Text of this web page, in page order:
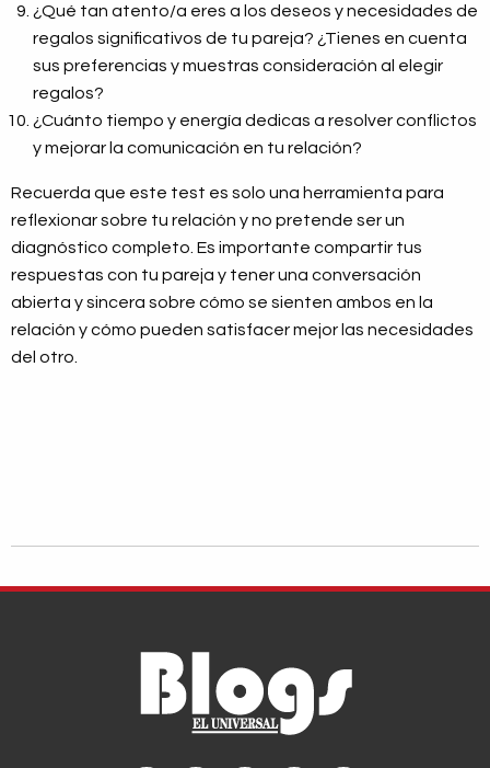
¿Qué tan atento/a eres a los deseos y necesidades de
regalos significativos de tu pareja? ¿Tienes en cuenta
sus preferencias y muestras consideración al elegir
regalos?
¿Cuánto tiempo y energía dedicas a resolver conflictos
y mejorar la comunicación en tu relación?
Recuerda que este test es solo una herramienta para
reflexionar sobre tu relación y no pretende ser un
diagnóstico completo. Es importante compartir tus
respuestas con tu pareja y tener una conversación
abierta y sincera sobre cómo se sienten ambos en la
relación y cómo pueden satisfacer mejor las necesidades
del otro.